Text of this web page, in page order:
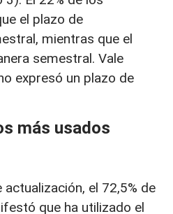
el plazo de
mientras que el
semestral. Vale
expresó un plazo de
más usados
actualización, el 72,5% de
que ha utilizado el